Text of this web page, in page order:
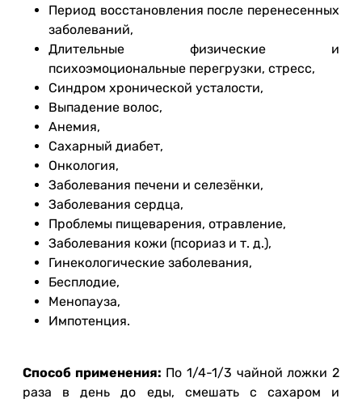
Период восстановления после перенесенных
заболеваний,
Длительные физические и
психоэмоциональные перегрузки, стресс,
Синдром хронической усталости,
Выпадение волос,
Анемия,
Сахарный диабет,
Онкология,
Заболевания печени и селезёнки,
Заболевания сердца,
Проблемы пищеварения, отравление,
Заболевания кожи (псориаз и т. д.),
Гинекологические заболевания,
Бесплодие,
Менопауза,
Импотенция.
Способ применения: По 1/4-1/3 чайной ложки 2
раза в день до еды, смешать с сахаром и